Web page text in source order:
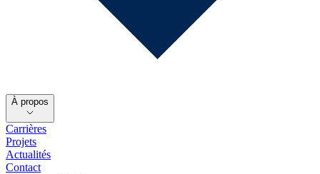
À propos
Carrières
Projets
Actualités
Contact